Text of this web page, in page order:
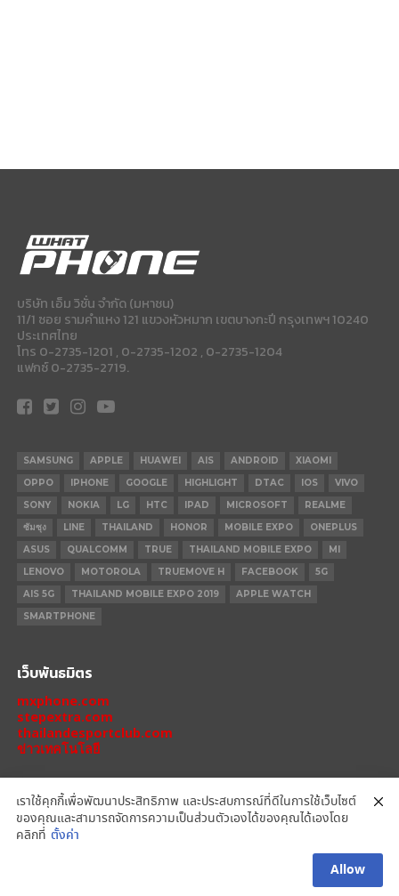
บริษัท เอ็ม วิชั่น จำกัด (มหาชน)
11/1 ซอย รามคำแหง 121 แขวงหัวหมาก เขตบางกะปี กรุงเทพฯ 10240
ประเทศไทย
โทร 0-2735-1201 , 0-2735-1202 , 0-2735-1204
แฟกซ์ 0-2735-2719.
SAMSUNG APPLE HUAWEI AIS ANDROID
XIAOMI
OPPO
IPHONE GOOGLE HIGHLIGHT DTAC IOS
VIVO
SONY
NOKIA LG HTC IPAD MICROSOFT
REALME
ซัมซุง
LINE THAILAND HONOR MOBILE EXPO
ONEPLUS
ASUS
QUALCOMM TRUE THAILAND MOBILE EXPO
MI
LENOVO
MOTOROLA TRUEMOVE H FACEBOOK
5G
AIS 5G
THAILAND MOBILE EXPO 2019
APPLE WATCH
SMARTPHONE
เว็บพันธมิตร
mxphone.com
stepextra.com
thailandesportclub.com
ข่าวเทคโนโลยี
IPHONE 14 PRO
REDMI
เราใช้คุกกี้เพื่อพัฒนาประสิทธิภาพ และประสบการณ์ที่ดีในการใช้เว็บไซต์
ของคุณและสามารถจัดการความเป็นส่วนตัวเองได้ของคุณได้เองโดย
คลิกที่ ตั้งค่า
Allow